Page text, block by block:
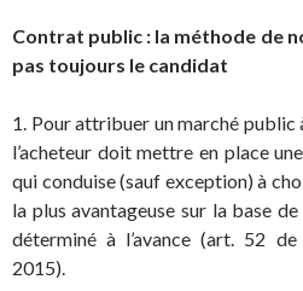
Contrat public : la méthode de
pas toujours le candidat
1. Pour attribuer un marché public
l’acheteur doit mettre en place
qui conduise (sauf exception) à
la plus avantageuse sur la base
déterminé à l’avance (art. 52
2015).